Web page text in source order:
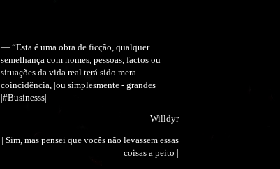
— “Esta é uma obra de ficção, qualquer
semelhança com nomes, pessoas, factos ou
situações da vida real terá sido mera
coincidência, |ou simplesmente - grandes
|#Businesss|
- Willdyr
| Sim, mas pensei que vocês não levassem essas
coisas a peito |